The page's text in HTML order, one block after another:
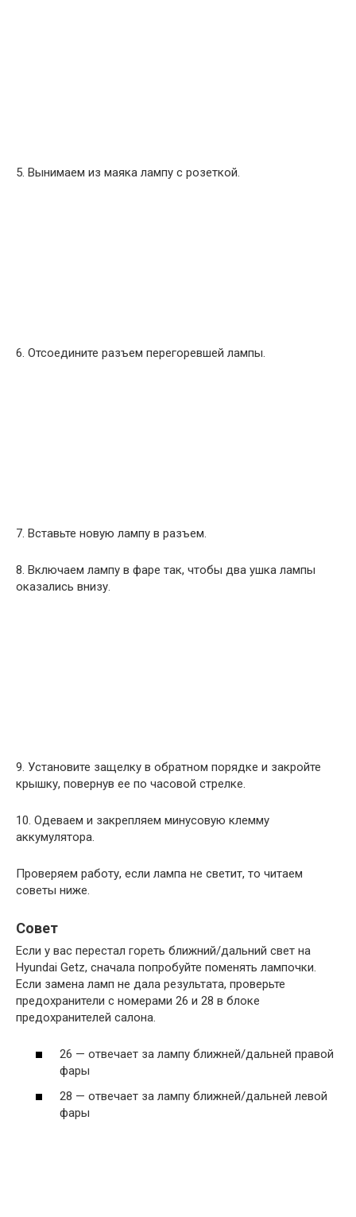
5. Вынимаем из маяка лампу с розеткой.
6. Отсоедините разъем перегоревшей лампы.
7. Вставьте новую лампу в разъем.
8. Включаем лампу в фаре так, чтобы два ушка лампы
оказались внизу.
9. Установите защелку в обратном порядке и закройте
крышку, повернув ее по часовой стрелке.
10. Одеваем и закрепляем минусовую клемму
аккумулятора.
Проверяем работу, если лампа не светит, то читаем
советы ниже.
Совет
Если у вас перестал гореть ближний/дальний свет на
Hyundai Getz, сначала попробуйте поменять лампочки.
Если замена ламп не дала результата, проверьте
предохранители с номерами 26 и 28 в блоке
предохранителей салона.
26 — отвечает за лампу ближней/дальней правой
фары
28 — отвечает за лампу ближней/дальней левой
фары